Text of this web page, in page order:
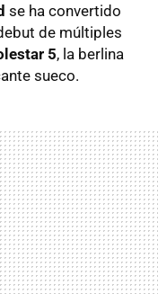
se ha convertido
de múltiples
5, la berlina
sueco.